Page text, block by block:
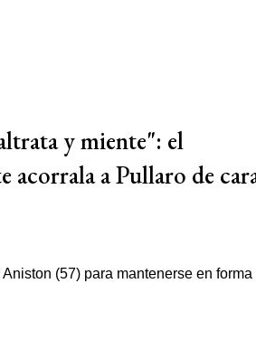
y miente": el
acorrala a Pullaro de